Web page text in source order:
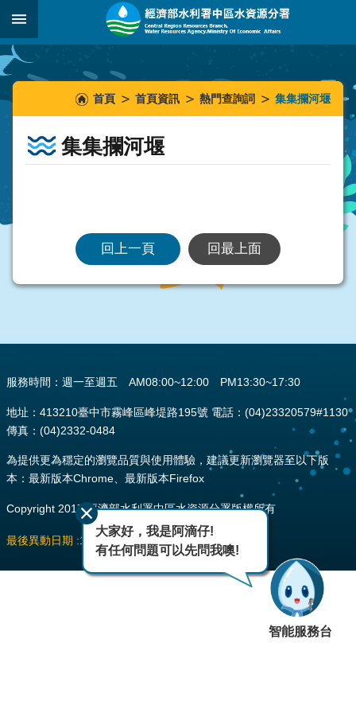
跳到主要內容區塊
:::
::::::
首頁 首頁資訊 熱門查詢詞 集集攔河堰
集集攔河堰
回上一頁 回最上面
服務時間：週一至週五 AM08:00~12:00 PM13:30~17:30
地址：413210臺中市霧峰區峰堤路195號 電話：(04)23320579#1130
傳真：(04)2332-0484
為提供更為穩定的瀏覽品質與使用體驗，建議更新瀏覽器至以下版
本：最新版本Chrome、最新版本Firefox
Copyright 2017 經濟部水利署中區水資源分署版權所有
最後異動日期 115-08-07 瀏覽人次 168
大家好，我是阿滴仔!
有任何問題可以先問我噢!
智能服務台